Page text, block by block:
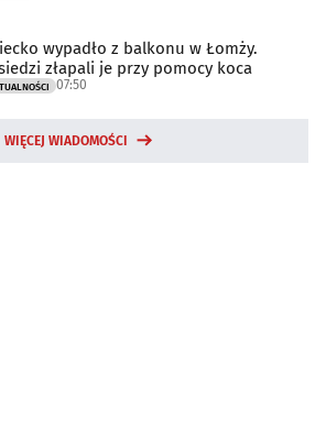
wypadło z balkonu w Łomży.
złapali je przy pomocy koca
07:50
WIĘCEJ WIADOMOŚCI